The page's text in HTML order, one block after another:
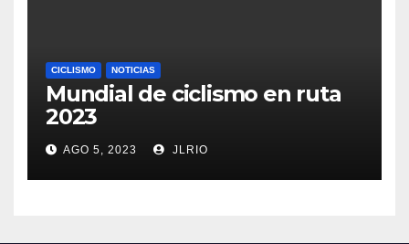
CICLISMO NOTICIAS
Mundial de ciclismo en ruta
2023
AGO 5, 2023 JLRIO